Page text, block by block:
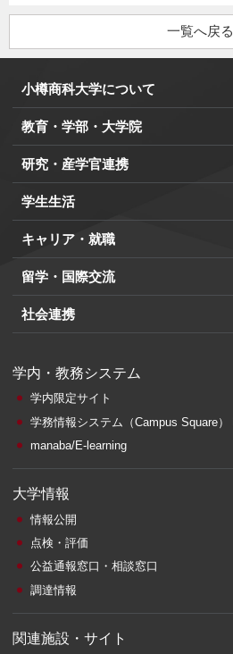
一覧へ戻る
小樽商科大学について
教育・学部・大学院
研究・産学官連携
学生生活
キャリア・就職
留学・国際交流
社会連携
学内・教務システム
学内限定サイト
学務情報システム （Campus Square）
manaba/E-learning
大学情報
情報公開
点検・評価
公益通報窓口・相談窓口
調達情報
関連施設・サイト